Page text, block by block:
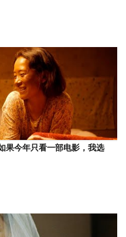
果今年只看一部电影，我选